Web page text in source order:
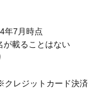
年7月時点
が載ることはない
レジットカード決済